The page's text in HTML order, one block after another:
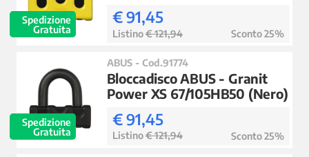
Spedizione
Gratuita
€ 91,45
Listino€ 121,94 Sconto 25%
Spedizione
Gratuita
ABUS - Cod.91774
Bloccadisco ABUS - Granit
Power XS 67/105HB50 (Nero)
€ 91,45
Listino€ 121,94 Sconto 25%